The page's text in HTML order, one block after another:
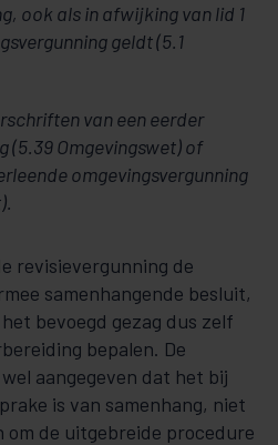
ook als in afwijking van lid 1
geldt (5.1
van een eerder
(5.39 Omgevingswet) of
omgevingsvergunning
revisievergunning de
samenhangende besluit,
bevoegd gezag dus zelf
bepalen. De
aangegeven dat het bij
is van samenhang, niet
om de uitgebreide procedure